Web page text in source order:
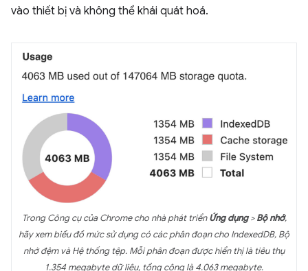
vào thiết bị và không thể khái quát hoá.
Trong Công cụ của Chrome cho nhà phát triểnỨng dụng>Bộ nhớ,
hãy xem biểu đồ mức sử dụng có các phân đoạn cho IndexedDB, Bộ
nhớ đệm và Hệ thống tệp. Mỗi phân đoạn được hiển thị là tiêu thụ
1.354 megabyte dữ liệu, tổng cộng là 4.063 megabyte.